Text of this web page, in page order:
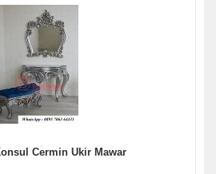
Cermin Ukir Mawar